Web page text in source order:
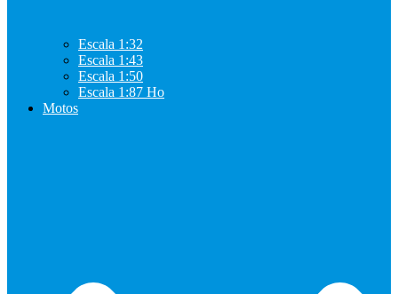
Escala 1:32
Escala 1:43
Escala 1:50
Escala 1:87 Ho
Motos